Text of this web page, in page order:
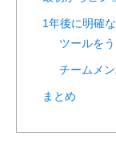
1年後に明確
ツールを
チームメ
まとめ